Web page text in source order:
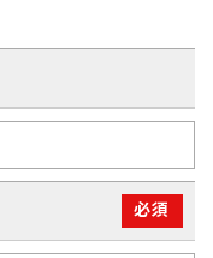
必須